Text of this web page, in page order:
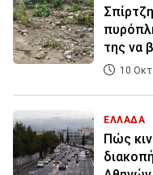
της να
10
ΕΛΛΑΔΑ
Πώς